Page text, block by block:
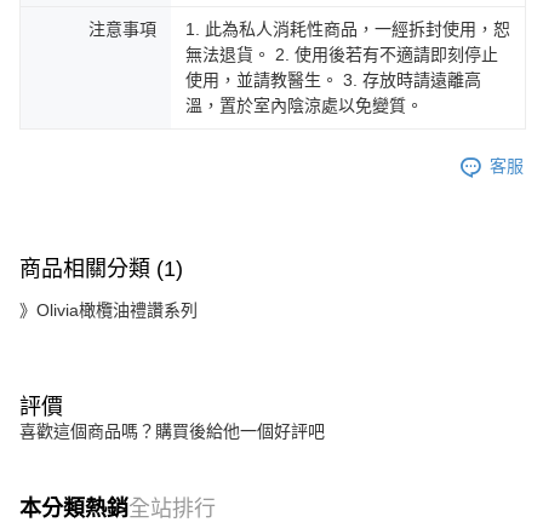
注意事項
1. 此為私人消耗性商品，一經拆封使用，恕
無法退貨。 2. 使用後若有不適請即刻停止
使用，並請教醫生。 3. 存放時請遠離高
溫，置於室內陰涼處以免變質。
客服
商品相關分類 (1)
》Olivia橄欖油禮讚系列
評價
喜歡這個商品嗎？購買後給他一個好評吧
本分類熱銷全站排行